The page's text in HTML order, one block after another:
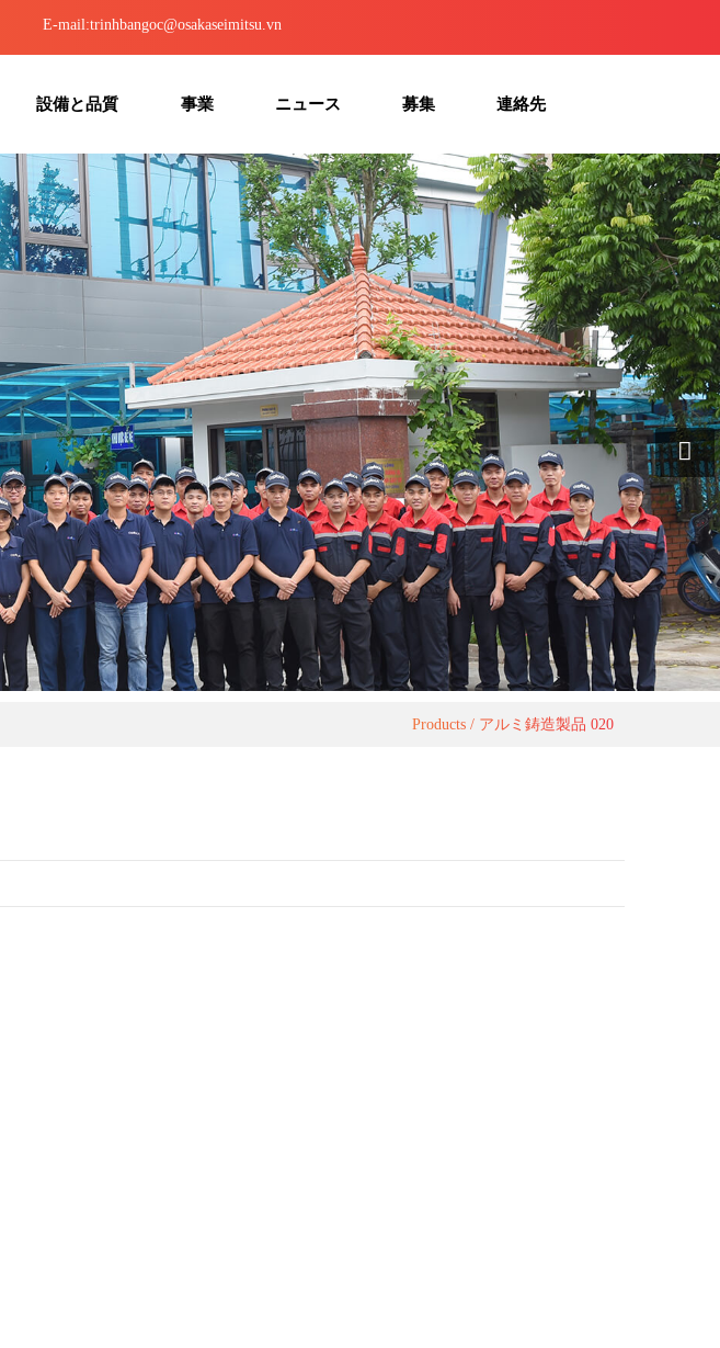
E-mail:trinhbangoc@osakaseimitsu.vn
設備と品質 事業 ニュース 募集 連絡先
Products アルミ鋳造製品 020